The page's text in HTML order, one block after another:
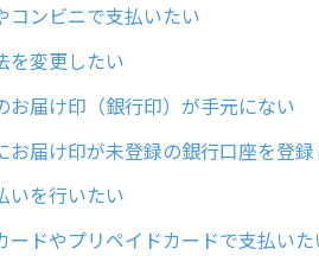
コンビニで支払いたい
を変更したい
お届け印（銀行印）が手元にない
お届け印が未登録の銀行口座を登
いを行いたい
ードやプリペイドカードで支払いた